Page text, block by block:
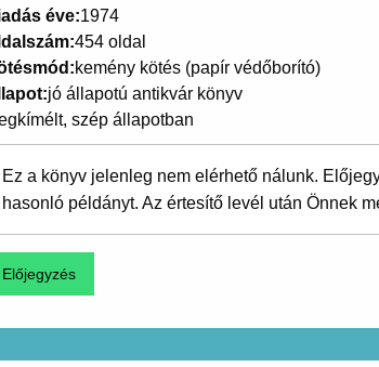
éve 1974
454 oldal
kemény kötés (papír védőborító)
jó állapotú antikvár könyv
szép állapotban
Ez a könyv jelenleg nem elérhető nálunk.
hasonló példányt. Az értesítő levél után Önnek